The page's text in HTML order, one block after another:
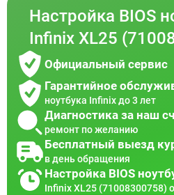
Настройка BIOS
Infinix XL25
Официальный сервис
Гарантийное
ноутбука Infinix до 3 лет
Диагностика за наш
ремонт по желанию
Бесплатный выезд
в день обращения
Настройка BIOS
Infinix XL25 (71008300758)